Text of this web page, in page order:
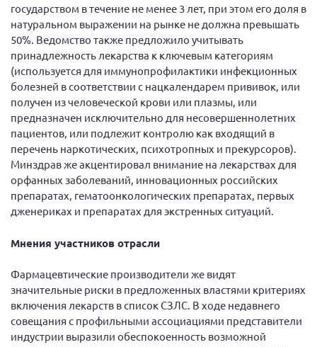
Мурманская область
Нижегородская область
Новгородская область
Новосибирская область
Омская область
Оренбургская область
Пензенская область
Республика Башкортостан
Республика Бурятия
Республика Карелия
Республика Калмыкия
Ростовская область
г. Санкт-Петербург
г. Севастополь
государством в течение не менее 3 лет, при этом его доля в
натуральном выражении на рынке не должна превышать
50%. Ведомство также предложило учитывать
принадлежность лекарства к ключевым категориям
(используется для иммунопрофилактики инфекционных
болезней в соответствии с нацкалендарем прививок, или
получен из человеческой крови или плазмы, или
предназначен исключительно для несовершеннолетних
пациентов, или подлежит контролю как входящий в
перечень наркотических, психотропных и прекурсоров).
Минздрав же акцентировал внимание на лекарствах для
орфанных заболеваний, инновационных российских
препаратах, гематоонкологических препаратах, первых
дженериках и препаратах для экстренных ситуаций.
Мнения участников отрасли
Фармацевтические производители же видят
значительные риски в предложенных властями критериях
включения лекарств в список СЗЛС. В ходе недавнего
совещания с профильными ассоциациями представители
индустрии выразили обеспокоенность возможной